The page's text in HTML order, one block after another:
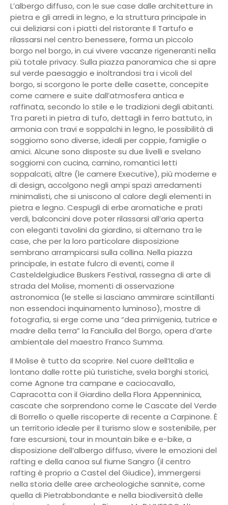
L’albergo diffuso, con le sue case dalle architetture in
pietra e gli arredi in legno, e la struttura principale in
cui deliziarsi con i piatti del ristorante Il Tartufo e
rilassarsi nel centro benessere, forma un piccolo
borgo nel borgo, in cui vivere vacanze rigeneranti nella
più totale privacy. Sulla piazza panoramica che si apre
sul verde paesaggio e inoltrandosi tra i vicoli del
borgo, si scorgono le porte delle casette, concepite
come camere e suite dall’atmosfera antica e
raffinata, secondo lo stile e le tradizioni degli abitanti.
Tra pareti in pietra di tufo, dettagli in ferro battuto, in
armonia con travi e soppalchi in legno, le possibilità di
soggiorno sono diverse, ideali per coppie, famiglie o
amici. Alcune sono disposte su due livelli e svelano
soggiorni con cucina, camino, romantici letti
soppalcati, altre (le camere Executive), più moderne e
di design, accolgono negli ampi spazi arredamenti
minimalisti, che si uniscono al calore degli elementi in
pietra e legno. Cespugli di erbe aromatiche e prati
verdi, balconcini dove poter rilassarsi all’aria aperta
con eleganti tavolini da giardino, si alternano tra le
case, che per la loro particolare disposizione
sembrano arrampicarsi sulla collina. Nella piazza
principale, in estate fulcro di eventi, come il
Casteldelgiudice Buskers Festival, rassegna di arte di
strada del Molise, momenti di osservazione
astronomica (le stelle si lasciano ammirare scintillanti
non essendoci inquinamento luminoso), mostre di
fotografia, si erge come una “dea primigenia, tutrice e
madre della terra” la Fanciulla del Borgo, opera d’arte
ambientale del maestro Franco Summa.
Il Molise è tutto da scoprire. Nel cuore dell’Italia e
lontano dalle rotte più turistiche, svela borghi storici,
come Agnone tra campane e caciocavallo,
Capracotta con il Giardino della Flora Appenninica,
cascate che sorprendono come le Cascate del Verde
di Borrello o quelle riscoperte di recente a Carpinone. È
un territorio ideale per il turismo slow e sostenibile, per
fare escursioni, tour in mountain bike e e-bike, a
disposizione dell’albergo diffuso, vivere le emozioni del
rafting e della canoa sul fiume Sangro (il centro
rafting è proprio a Castel del Giudice), immergersi
nella storia delle aree archeologiche sannite, come
quella di Pietrabbondante e nella biodiversità delle